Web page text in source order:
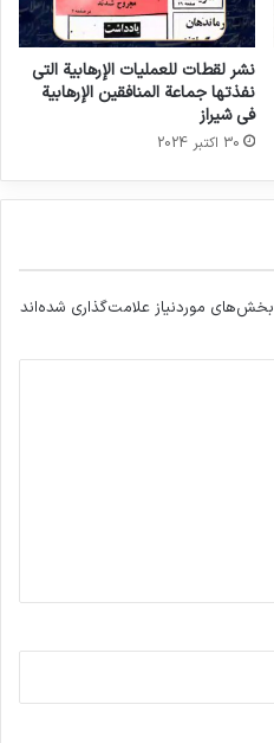
نشر لقطات للعمليات الإرهابية التي
نفذتها جماعة المنافقين الإرهابية
في شيراز
30 اکتبر 2024
بخش‌های موردنیاز علامت‌گذاری شده‌اند